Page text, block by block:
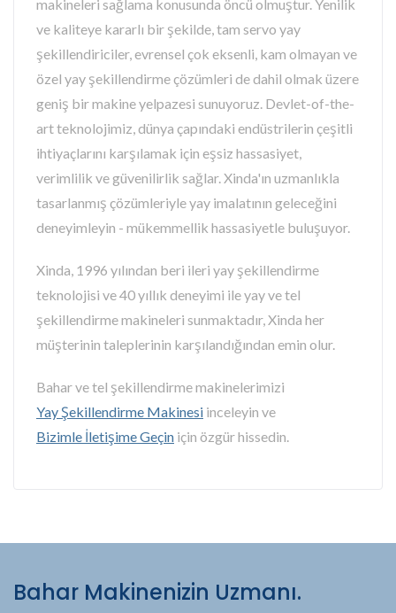
makineleri sağlama konusunda öncü olmuştur. Yenilik
ve kaliteye kararlı bir şekilde, tam servo yay
şekillendiriciler, evrensel çok eksenli, kam olmayan ve
özel yay şekillendirme çözümleri de dahil olmak üzere
geniş bir makine yelpazesi sunuyoruz. Devlet-of-the-
art teknolojimiz, dünya çapındaki endüstrilerin çeşitli
ihtiyaçlarını karşılamak için eşsiz hassasiyet,
verimlilik ve güvenilirlik sağlar. Xinda'ın uzmanlıkla
tasarlanmış çözümleriyle yay imalatının geleceğini
deneyimleyin - mükemmellik hassasiyetle buluşuyor.
Xinda, 1996 yılından beri ileri yay şekillendirme
teknolojisi ve 40 yıllık deneyimi ile yay ve tel
şekillendirme makineleri sunmaktadır, Xinda her
müşterinin taleplerinin karşılandığından emin olur.
Bahar ve tel şekillendirme makinelerimizi
Yay Şekillendirme Makinesi inceleyin ve
Bizimle İletişime Geçin için özgür hissedin.
Bahar Makinenizin Uzmanı.